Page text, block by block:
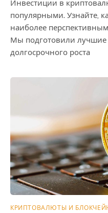
Инвестиции в
популярными. Узнайте,
наиболее
Мы подготовили лучшие
долгосрочного роста
КРИПТОВАЛЮТЫ И